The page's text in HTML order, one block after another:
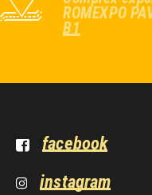
ROMEXPO
B1
facebook
instagram